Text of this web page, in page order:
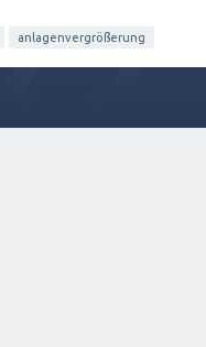
anlagenvergrößerung